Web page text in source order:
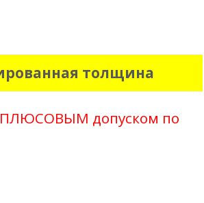
толщина
ПЛЮСОВЫМ допуском по